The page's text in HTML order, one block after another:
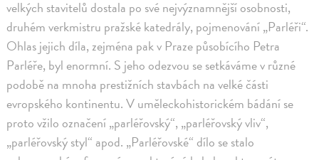
velkých stavitelů dostala po své nejvýznamnější osobnosti,
druhém verkmistru pražské katedrály, pojmenování „Parléři“.
Ohlas jejich díla, zejména pak v Praze působícího Petra
Parléře, byl enormní. S jeho odezvou se setkáváme v různé
podobě na mnoha prestižních stavbách na velké části
evropského kontinentu. V uměleckohistorickém bádání se
proto vžilo označení „parléřovský“, „parléřovský vliv“,
„parléřovský styl“ apod. „Parléřovské“ dílo se stalo